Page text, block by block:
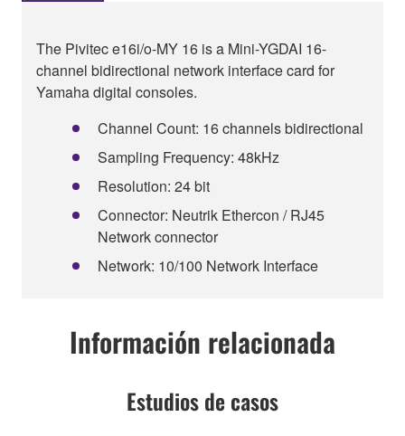
The Pivitec e16i/o-MY 16 is a Mini-YGDAI 16-
channel bidirectional network interface card for
Yamaha digital consoles.
Channel Count: 16 channels bidirectional
Sampling Frequency: 48kHz
Resolution: 24 bit
Connector: Neutrik Ethercon / RJ45
Network connector
Network: 10/100 Network Interface
Información relacionada
Estudios de casos